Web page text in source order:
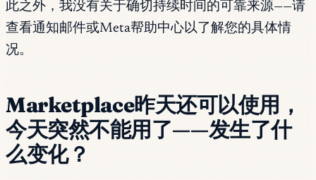
此之外，我没有关于确切持续时间的可靠来源——请
查看通知邮件或Meta帮助中心以了解您的具体情
况。
Marketplace昨天还可以使用，
今天突然不能用了——发生了什
么变化？